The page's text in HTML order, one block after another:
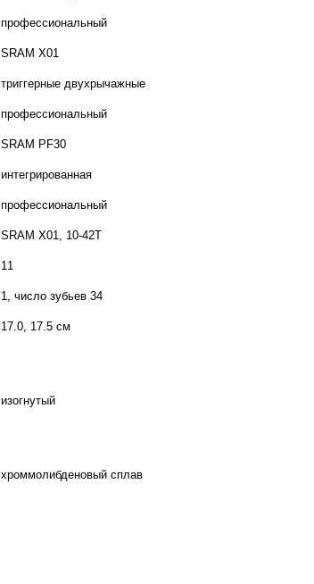
профессиональный
SRAM X01
триггерные двухрычажные
профессиональный
SRAM PF30
интегрированная
профессиональный
SRAM X01, 10-42T
11
1, число зубьев 34
17.0, 17.5 см
изогнутый
хроммолибденовый сплав